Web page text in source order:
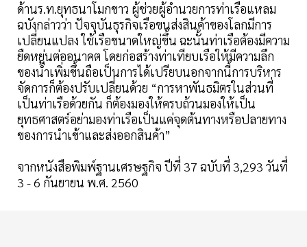
ด้านร.ท.ยุทธนาโมกขาว ผู้ช่วยผู้อำนวยการท่าเรือแหลม
ฉบังกล่าวว่า ปัจจุบันธุรกิจเรือขนส่งสินค้าของโลกมีการ
เปลี่ยนแปลง ใช้เรือขนาดใหญ่ขึ้น ฉะนั้นท่าเรือต้องมีความ
ยืดหยุ่นต่ออนาคต โดยก่อสร้างท่าเทียบเรือให้มีความลึก
ของนํ้าเพิ่มขึ้นถือเป็นการได้เปรียบนอกจากนี้การบริหาร
จัดการก็ต้องปรับเปลี่ยนด้วย “การหาพันธมิตรในส่วนที่
เป็นท่าเรือด้วยกัน ก็ต้องมองให้ครบถ้วนมองให้เป็น
ยุทธศาสตร์อย่ามองท่าเรือเป็นแค่จุดต้นทางหรือปลายทาง
ของการนำเข้าและส่งออกสินค้า”
จากหนังสือพิมพ์ฐานเศรษฐกิจ ปีที่ 37 ฉบับที่ 3,293 วันที่
3 - 6 กันยายน พ.ศ. 2560